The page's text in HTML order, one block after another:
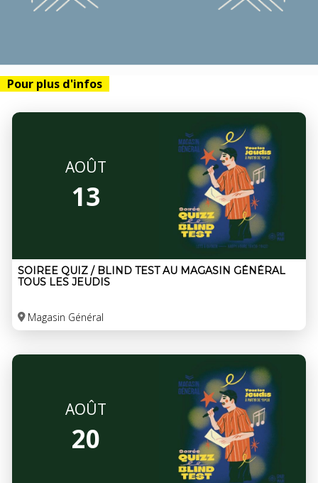
Pour plus d'infos
AOÛT
13
SOIREE QUIZ / BLIND TEST AU MAGASIN GÉNÉRAL
TOUS LES JEUDIS
Magasin Général
AOÛT
20